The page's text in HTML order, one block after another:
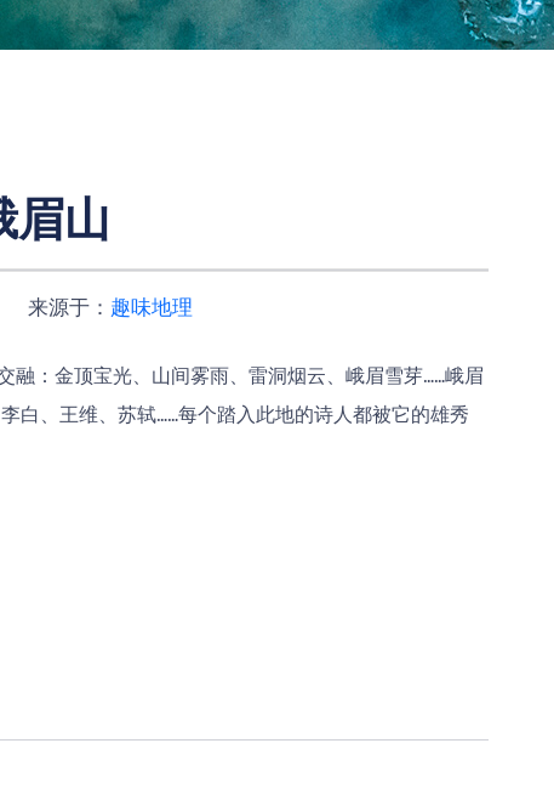
眉山
来源于： 趣味地理
融：金顶宝光、山间雾雨、雷洞烟云、峨眉雪芽……峨眉
白、王维、苏轼……每个踏入此地的诗人都被它的雄秀